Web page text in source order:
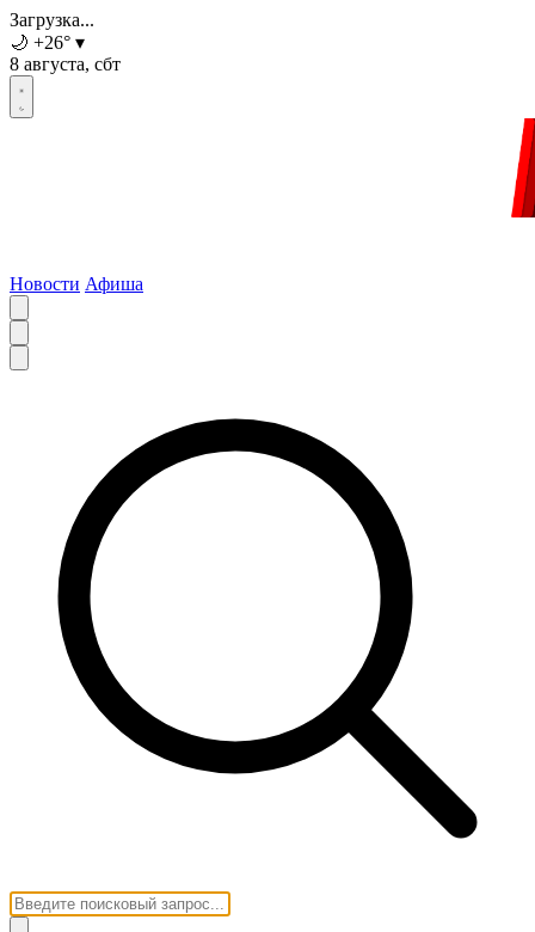
Загрузка...
🌙 +26° ▾
8 августа, сбт
Новости Афиша